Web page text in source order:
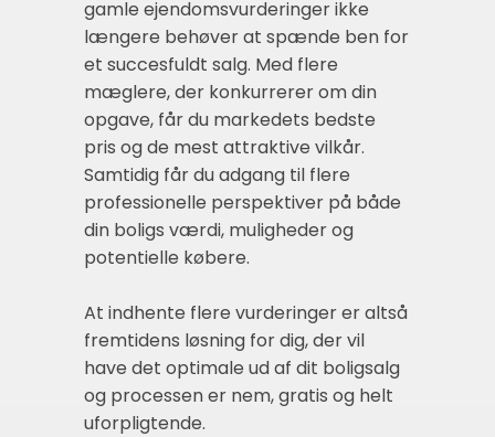
gamle ejendomsvurderinger ikke
længere behøver at spænde ben for
et succesfuldt salg. Med flere
mæglere, der konkurrerer om din
opgave, får du markedets bedste
pris og de mest attraktive vilkår.
Samtidig får du adgang til flere
professionelle perspektiver på både
din boligs værdi, muligheder og
potentielle købere.
At indhente flere vurderinger er altså
fremtidens løsning for dig, der vil
have det optimale ud af dit boligsalg
og processen er nem, gratis og helt
uforpligtende.